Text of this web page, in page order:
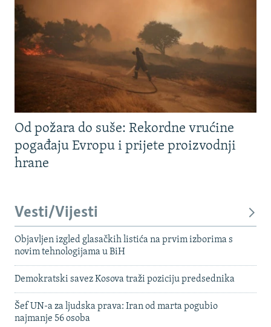
Od požara do suše: Rekordne vrućine
pogađaju Evropu i prijete proizvodnji
hrane
Vesti/Vijesti
Objavljen izgled glasačkih listića na prvim izborima s
novim tehnologijama u BiH
Demokratski savez Kosova traži poziciju predsednika
Šef UN-a za ljudska prava: Iran od marta pogubio
najmanje 56 osoba